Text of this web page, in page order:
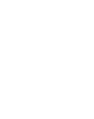
ติและการ
งเดียว